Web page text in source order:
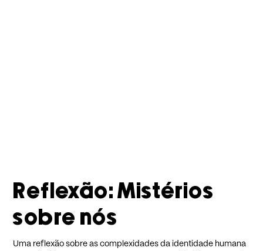
Reflexão: Mistérios
sobre nós
Uma reflexão sobre as complexidades da identidade humana